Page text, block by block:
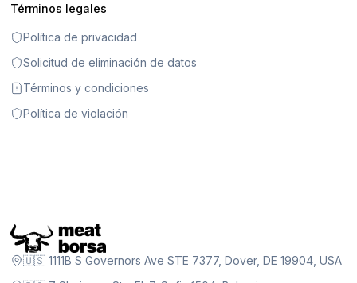
Términos legales
Política de privacidad
Solicitud de eliminación de datos
Términos y condiciones
Política de violación
🇺🇸 1111B S Governors Ave STE 7377, Dover, DE 19904, USA